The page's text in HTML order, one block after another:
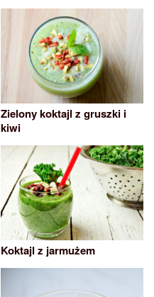
Zielony koktajl z gruszki i
kiwi
Koktajl z jarmużem